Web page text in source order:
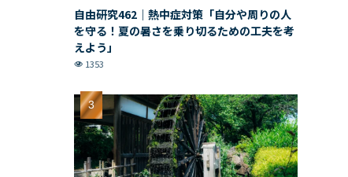
自由研究462｜熱中症対策「自分や周りの人
を守る！夏の暑さを乗り切るための工夫を考
えよう」
1353